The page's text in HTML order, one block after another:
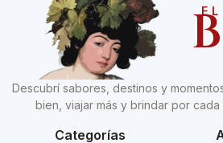
Descubrí sabores, destinos y
bien, viajar más y brindar por
Categorías